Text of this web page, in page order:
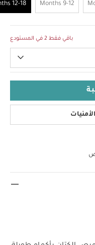
9-12 Months
12-18 Months
باقي فقط 2 في المستودع